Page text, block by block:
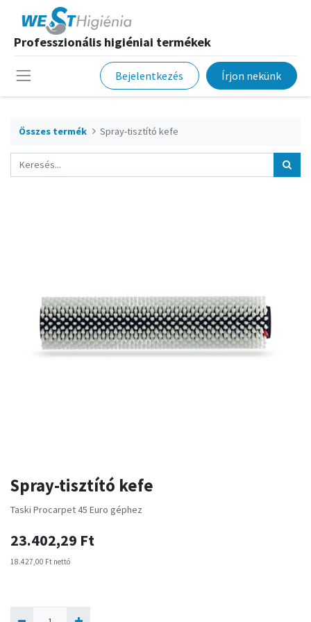
Professzionális higiéniai termékek
Bejelentkezés Írjon nekünk
Összes termék Spray-tisztító kefe
Spray-tisztító kefe
Taski Procarpet 45 Euro géphez
23.402,29 Ft
18.427,00 Ft nettó